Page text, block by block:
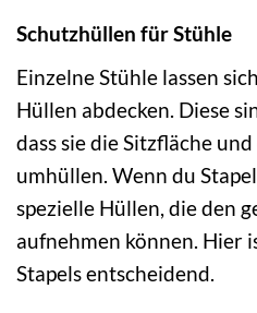
Schutzhüllen für Stühle
Einzelne Stühle lassen
Hüllen abdecken. Diese
dass sie die Sitzfläche
umhüllen. Wenn du
spezielle Hüllen, die den
aufnehmen können. Hier
Stapels entscheidend.